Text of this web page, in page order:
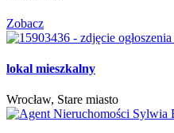
Zobacz
lokal mieszkalny
Wrocław, Stare miasto